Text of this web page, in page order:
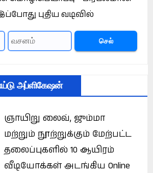
புதிய வடிவில்
செல்
அப்ளிகேஷன்
ஞாயிறு லைவ், ஜும்மா
மற்றும் நூற்றுக்கும் மேற்பட்ட
தலைப்புகளில் 10 ஆயிரம்
வீடியோக்கள் அடங்கிய Online